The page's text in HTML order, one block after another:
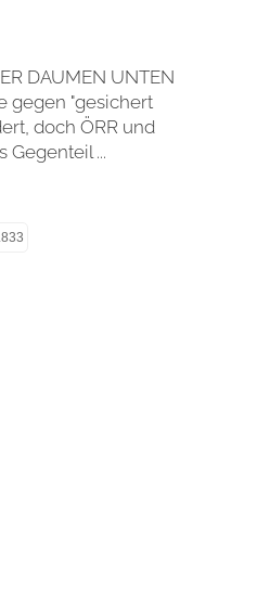
DAUMEN UNTEN
gegen "gesichert
doch ÖRR und
Gegenteil ...